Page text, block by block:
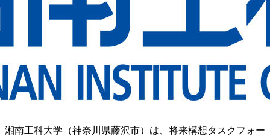
湘南工科大学（神奈川県藤沢市）は、将来構想タスクフォー